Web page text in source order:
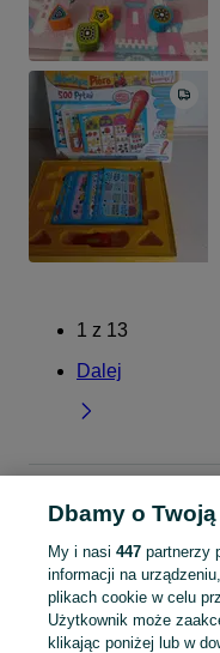
1 z 13
Dalej
edukacyjne - Lubelskie
KATEGORIA
domek ogrodowy dla dzieci,
Dbamy o
My i nasi 447partnerzy
informacji na
plikach cookie w celu
Użytkownik może
klikając poniżej lub w